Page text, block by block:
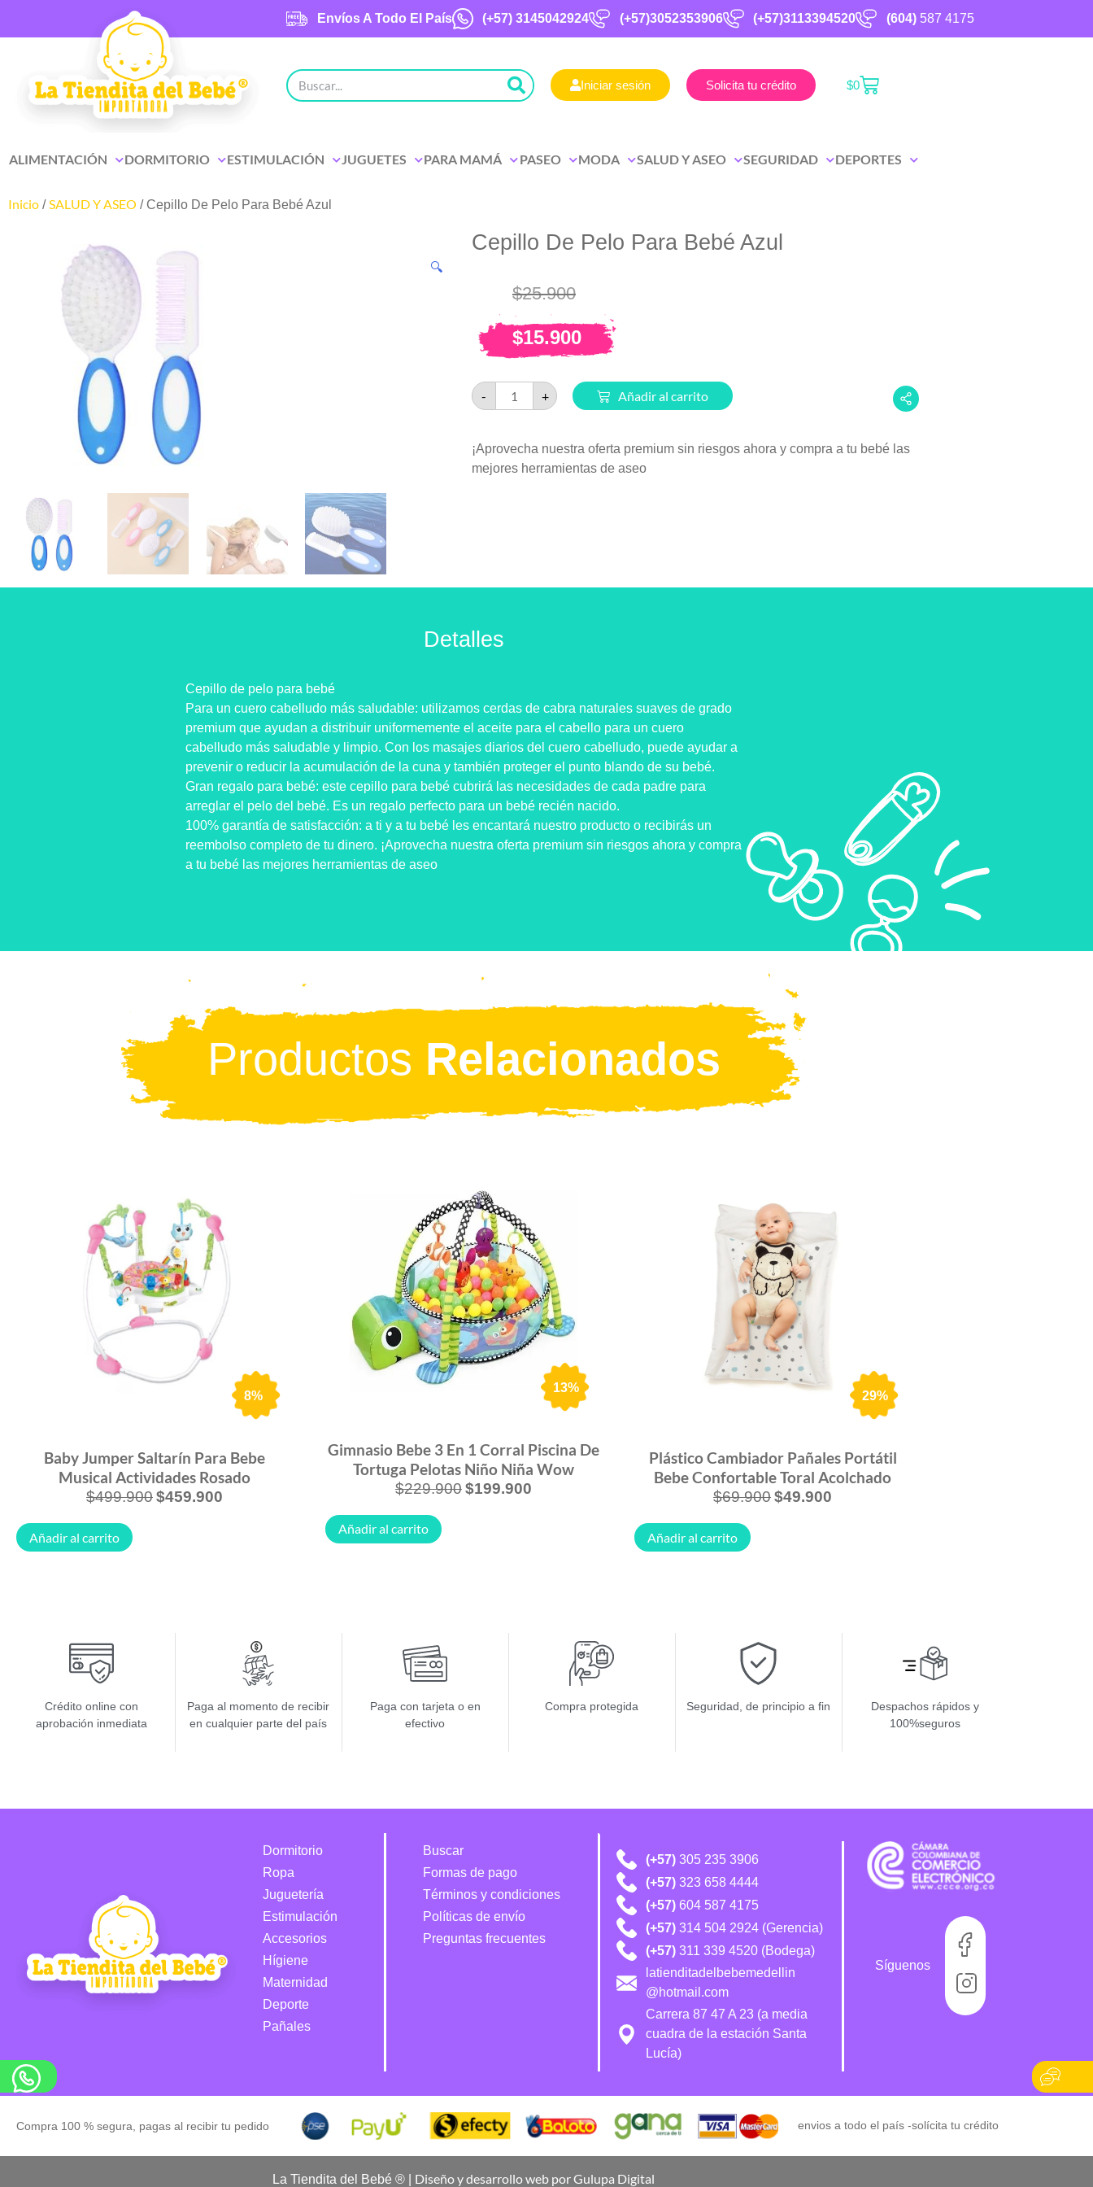
Envíos A Todo El País (+57) 3145042924 (+57)3052353906 (+57)3113394520 (604)587 4175
Iniciar sesión Solicita tu crédito $0
ALIMENTACIÓN DORMITORIO ESTIMULACIÓN JUGUETES PARA MAMÁ PASEO MODA SALUD Y ASEO SEGURIDAD DEPORTES
Inicio /SALUD Y ASEO / Cepillo De Pelo Para Bebé Azul
🔍
Cepillo De Pelo Para Bebé Azul
$25.900
$15.900
- + Añadir al carrito
¡Aprovecha nuestra oferta premium sin riesgos ahora y compra a tu bebé las
mejores herramientas de aseo
Detalles
Cepillo de pelo para bebé
Para un cuero cabelludo más saludable: utilizamos cerdas de cabra naturales suaves de grado
premium que ayudan a distribuir uniformemente el aceite para el cabello para un cuero
cabelludo más saludable y limpio. Con los masajes diarios del cuero cabelludo, puede ayudar a
prevenir o reducir la acumulación de la cuna y también proteger el punto blando de su bebé.
Gran regalo para bebé: este cepillo para bebé cubrirá las necesidades de cada padre para
arreglar el pelo del bebé. Es un regalo perfecto para un bebé recién nacido.
100% garantía de satisfacción: a ti y a tu bebé les encantará nuestro producto o recibirás un
reembolso completo de tu dinero. ¡Aprovecha nuestra oferta premium sin riesgos ahora y compra
a tu bebé las mejores herramientas de aseo
Productos Relacionados
8%
Baby Jumper Saltarín Para Bebe
Musical Actividades Rosado
$499.900$459.900
Añadir al carrito
13%
Gimnasio Bebe 3 En 1 Corral Piscina De
Tortuga Pelotas Niño Niña Wow
$229.900$199.900
Añadir al carrito
29%
Plástico Cambiador Pañales Portátil
Bebe Confortable Toral Acolchado
$69.900$49.900
Añadir al carrito
Crédito online con
aprobación inmediata
Paga al momento de recibir
en cualquier parte del país
Paga con tarjeta o en
efectivo
Compra protegida Seguridad, de principio a fin
Despachos rápidos y
100%seguros
Dormitorio
Ropa
Juguetería
Estimulación
Accesorios
Hígiene
Maternidad
Deporte
Pañales
Buscar
Formas de pago
Términos y condiciones
Políticas de envío
Preguntas frecuentes
(+57)305 235 3906
(+57)323 658 4444
(+57)604 587 4175
(+57)314 504 2924 (Gerencia)
(+57)311 339 4520 (Bodega)
latienditadelbebemedellin
@hotmail.com
Carrera 87 47 A 23 (a media
cuadra de la estación Santa
Lucía)
Síguenos
Compra 100 % segura, pagas al recibir tu pedido envios a todo el país -solícita tu crédito
La Tiendita del Bebé ® | Diseño y desarrollo web por Gulupa Digital